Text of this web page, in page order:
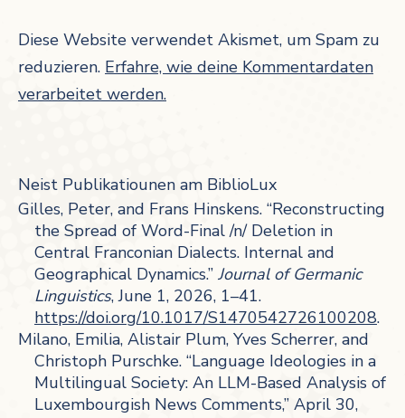
Diese Website verwendet Akismet, um Spam zu
reduzieren. Erfahre, wie deine Kommentardaten
verarbeitet werden.
Neist Publikatiounen am BiblioLux
Gilles, Peter, and Frans Hinskens. “Reconstructing
the Spread of Word-Final /n/ Deletion in
Central Franconian Dialects. Internal and
Geographical Dynamics.” Journal of Germanic
Linguistics, June 1, 2026, 1–41.
https://doi.org/10.1017/S1470542726100208.
Milano, Emilia, Alistair Plum, Yves Scherrer, and
Christoph Purschke. “Language Ideologies in a
Multilingual Society: An LLM-Based Analysis of
Luxembourgish News Comments,” April 30,